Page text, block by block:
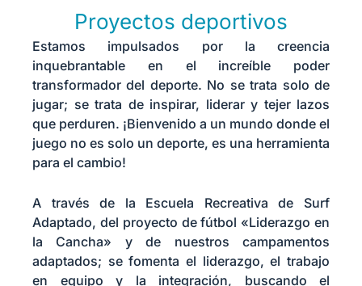
Proyectos deportivos
Estamos impulsados por la creencia
inquebrantable en el increíble poder
transformador del deporte. No se trata solo de
jugar; se trata de inspirar, liderar y tejer lazos
que perduren. ¡Bienvenido a un mundo donde el
juego no es solo un deporte, es una herramienta
para el cambio!
A través de la Escuela Recreativa de Surf
Adaptado, del proyecto de fútbol «Liderazgo en
la Cancha» y de nuestros campamentos
adaptados; se fomenta el liderazgo, el trabajo
en equipo y la integración, buscando el